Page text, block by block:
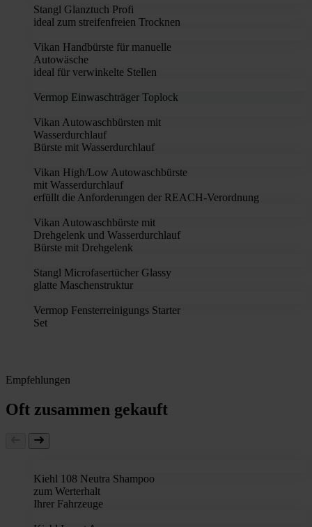
Stangl Glanztuch Profi
ideal zum streifenfreien Trocknen
Vikan Handbürste für manuelle
Autowäsche
ideal für verwinkelte Stellen
Vermop Einwaschträger Toplock
Vikan Autowaschbürsten mit
Wasserdurchlauf
Bürste mit Wasserdurchlauf
Vikan High/Low Autowaschbürste
mit Wasserdurchlauf
erfüllt die Anforderungen der REACH-Verordnung
Vikan Autowaschbürste mit
Drehgelenk und Wasserdurchlauf
Bürste mit Drehgelenk
Stangl Microfasertücher Glassy
glatte Maschenstruktur
Vermop Fensterreinigungs Starter
Set
Empfehlungen
Oft zusammen gekauft
Kiehl 108 Neutra Shampoo
zum Werterhalt
Ihrer Fahrzeuge